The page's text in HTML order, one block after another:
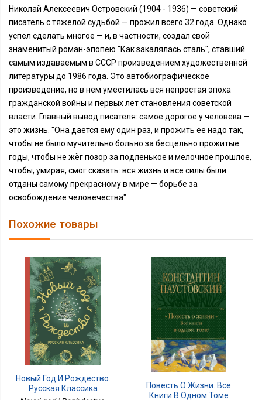
Николай Алексеевич Островский (1904 - 1936) — советский
писатель с тяжелой судьбой — прожил всего 32 года. Однако
успел сделать многое — и, в частности, создал свой
знаменитый роман-эпопею "Как закалялась сталь", ставший
самым издаваемым в СССР произведением художественной
литературы до 1986 года. Это автобиографическое
произведение, но в нем уместилась вся непростая эпоха
гражданской войны и первых лет становления советской
власти. Главный вывод писателя: самое дорогое у человека —
это жизнь. "Она дается ему один раз, и прожить ее надо так,
чтобы не было мучительно больно за бесцельно прожитые
годы, чтобы не жёг позор за подленькое и мелочное прошлое,
чтобы, умирая, смог сказать: вся жизнь и все силы были
отданы самому прекрасному в мире — борьбе за
освобождение человечества".
Похожие товары
Новый Год И Рождество.
Русская Классика
Повесть О Жизни. Все
Книги В Одном Томе